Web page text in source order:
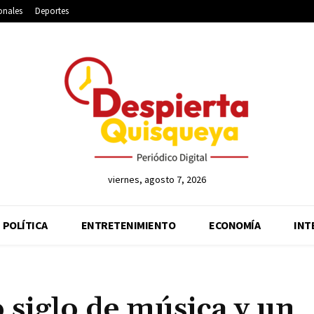
Deportes
viernes, agosto 7, 2026
POLÍTICA ENTRETENIMIENTO ECONOMÍA